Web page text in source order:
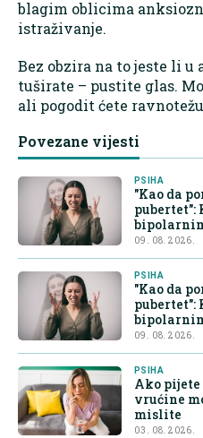
blagim oblicima
istraživanje.
Bez obzira na to jeste li
tuširate – pustite glas.
ali pogodit ćete
Povezane vijesti
PSIHA
"Kao da
pubertet":
09. 08. 2026.
PSIHA
"Kao da
pubertet":
09. 08. 2026.
PSIHA
Ako
vrućine
mislite
03. 08. 2026.